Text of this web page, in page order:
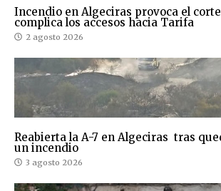
Incendio en Algeciras provoca el
complica los accesos hacia Tarifa
2 agosto 2026
Reabierta la A-7 en Algeciras tras
un incendio
3 agosto 2026